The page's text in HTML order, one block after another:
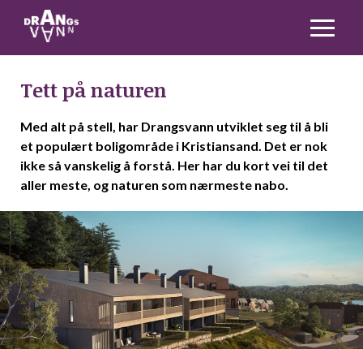
Forside Boligvelger
Aktuelt
Området
Tett på naturen
Med alt på stell, har Drangsvann utviklet seg til å bli
et populært boligområde i Kristiansand. Det er nok
ikke så vanskelig å forstå. Her har du kort vei til det
aller meste, og naturen som nærmeste nabo.